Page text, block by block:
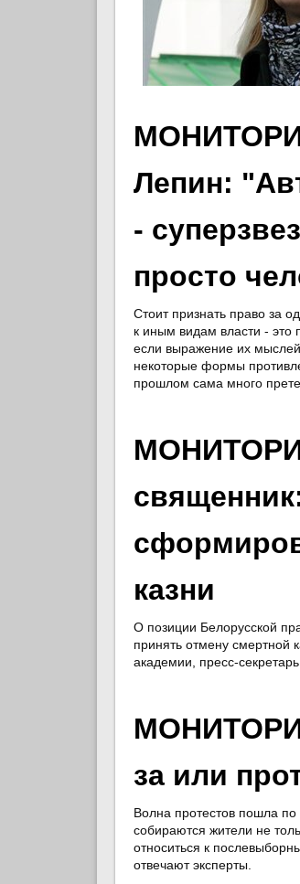
Лепин:
-
просто
Стоит признать право за
к иным видам власти - это
если выражение их мыслей
некоторые формы
прошлом сама много
казни
О позиции Белорусской
принять отмену смертной
академии, пресс-
за или
Волна протестов пошла
собираются жители не
относиться к
отвечают эксперты.